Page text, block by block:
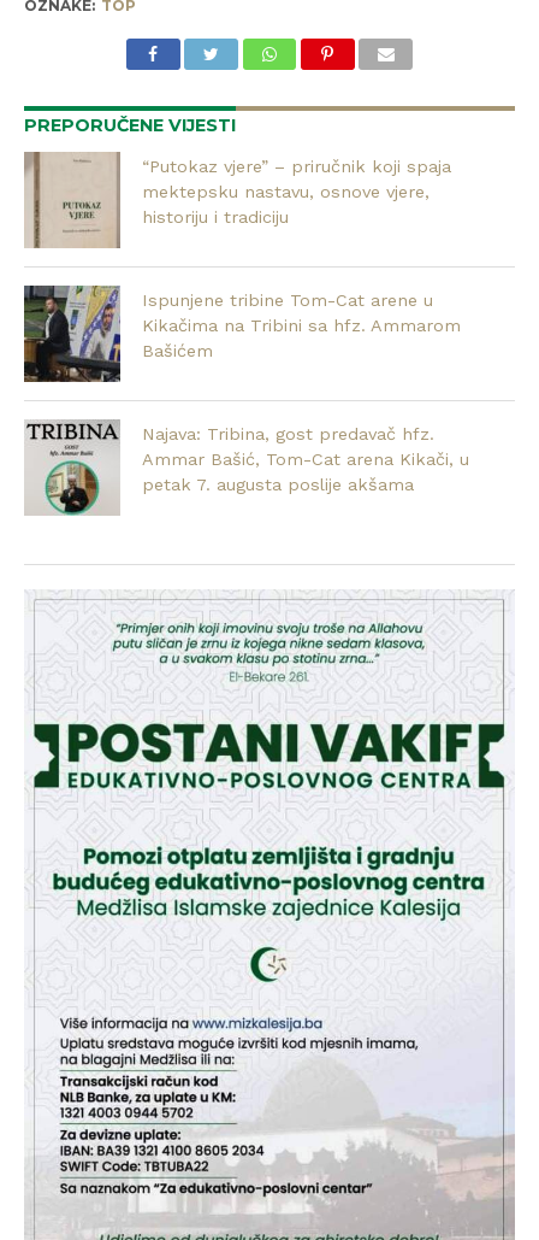
OZNAKE: TOP
PREPORUČENE VIJESTI
“Putokaz vjere” – priručnik koji spaja
mektepsku nastavu, osnove vjere,
historiju i tradiciju
Ispunjene tribine Tom-Cat arene u
Kikačima na Tribini sa hfz. Ammarom
Bašićem
Najava: Tribina, gost predavač hfz.
Ammar Bašić, Tom-Cat arena Kikači, u
petak 7. augusta poslije akšama